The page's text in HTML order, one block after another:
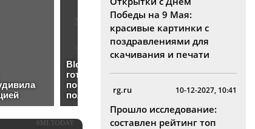
Победы на 9 Мая:
красивые картинки с
поздравлениями для
скачивания и печати
rg.ru 10-12-2027, 10:41
Прошло исследование:
составлен рейтинг топ